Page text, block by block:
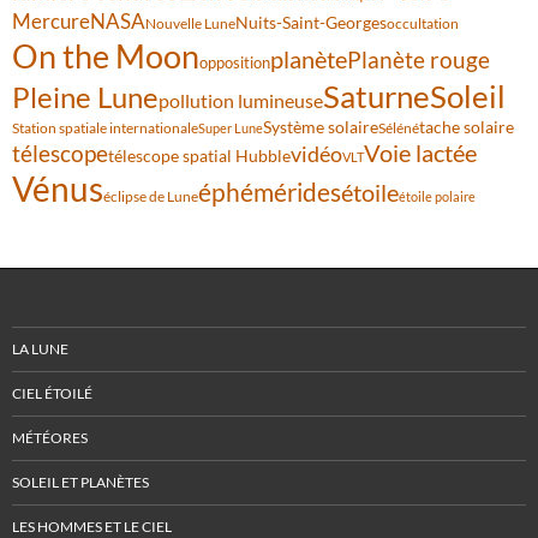
MercureNASANouvelle LuneNuits-Saint-Georgesoccultation
On the MoonoppositionplanètePlanète rouge
Pleine Lunepollution lumineuseSaturneSoleil
Station spatiale internationaleSuper LuneSystème solaireSélénétache solaire
télescopetélescope spatial HubblevidéoVLTVoie lactée
Vénuséclipse de Luneéphéméridesétoileétoile polaire
LA LUNE
CIEL ÉTOILÉ
MÉTÉORES
SOLEIL ET PLANÈTES
LES HOMMES ET LE CIEL